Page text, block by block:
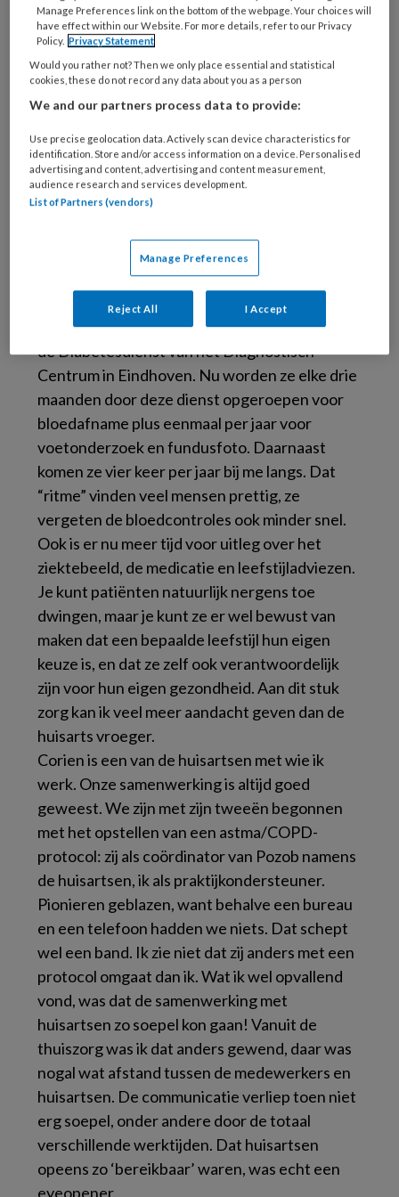
mijn opleiding tot diabetesverpleegkundige
heb afgerond, mag ik ook de patiënten zien die
vier keer per dag insuline nodig hebben en
patiënten met complexere situaties.
In deze regio is diabeteszorg, op dit moment
alleen voor type 2, als een keten-DBC opgezet.
Dit is georganiseerd door Pozob,
Praktijkondersteuning Zuidoost-Brabant (zie
uitleg Corien). Patiënten met DM2 krijgen
zorg dan voorheen. Vroeger moesten ze zelf
een labformulier ophalen bij de huisarts en
bellen voor de uitslag. Bij ons is iedereen,
uiteraard met hun toestemming, aangemeld bij
de Diabetesdienst van het Diagnostisch
Centrum in Eindhoven. Nu worden ze elke drie
maanden door deze dienst opgeroepen voor
bloedafname plus eenmaal per jaar voor
voetonderzoek en fundusfoto. Daarnaast
komen ze vier keer per jaar bij me langs. Dat
“ritme” vinden veel mensen prettig, ze
vergeten de bloedcontroles ook minder snel.
Ook is er nu meer tijd voor uitleg over het
ziektebeeld, de medicatie en leefstijladviezen.
Je kunt patiënten natuurlijk nergens toe
dwingen, maar je kunt ze er wel bewust van
maken dat een bepaalde leefstijl hun eigen
keuze is, en dat ze zelf ook verantwoordelijk
zijn voor hun eigen gezondheid. Aan dit stuk
zorg kan ik veel meer aandacht geven dan de
huisarts vroeger.
Corien is een van de huisartsen met wie ik
werk. Onze samenwerking is altijd goed
geweest. We zijn met zijn tweeën begonnen
met het opstellen van een astma/COPD-
protocol: zij als coördinator van Pozob namens
de huisartsen, ik als praktijkondersteuner.
Pionieren geblazen, want behalve een bureau
en een telefoon hadden we niets. Dat schept
wel een band. Ik zie niet dat zij anders met een
protocol omgaat dan ik. Wat ik wel opvallend
vond, was dat de samenwerking met
huisartsen zo soepel kon gaan! Vanuit de
thuiszorg was ik dat anders gewend, daar was
nogal wat afstand tussen de medewerkers en
huisartsen. De communicatie verliep toen niet
erg soepel, onder andere door de totaal
verschillende werktijden. Dat huisartsen
opeens zo ‘bereikbaar’ waren, was echt een
eyeopener.
Manage Preferences link on the bottom of the webpage. Your choices will
have effect within our Website. For more details, refer to our Privacy
Policy. Privacy Statement
Would you rather not? Then we only place essential and statistical
cookies, these do not record any data about you as a person
We and our partners process data to provide:
Use precise geolocation data. Actively scan device characteristics for
identification. Store and/or access information on a device. Personalised
advertising and content, advertising and content measurement,
audience research and services development.
List of Partners (vendors)
Manage Preferences
Reject All I Accept